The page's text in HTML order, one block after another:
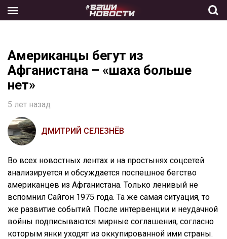
the
Американцы бегут из
Афганистана – «шаха больше
нет»
5 лет назад
ДМИТРИЙ СЕЛЕЗНЁВ
Во всех новостных лентах и на простынях соцсетей
анализируется и обсуждается поспешное бегство
американцев из Афганистана. Только ленивый не
вспомнил Сайгон 1975 года. Та же самая ситуация, то
же развитие событий. После интервенции и неудачной
войны подписываются мирные соглашения, согласно
которым янки уходят из оккупированной ими страны.